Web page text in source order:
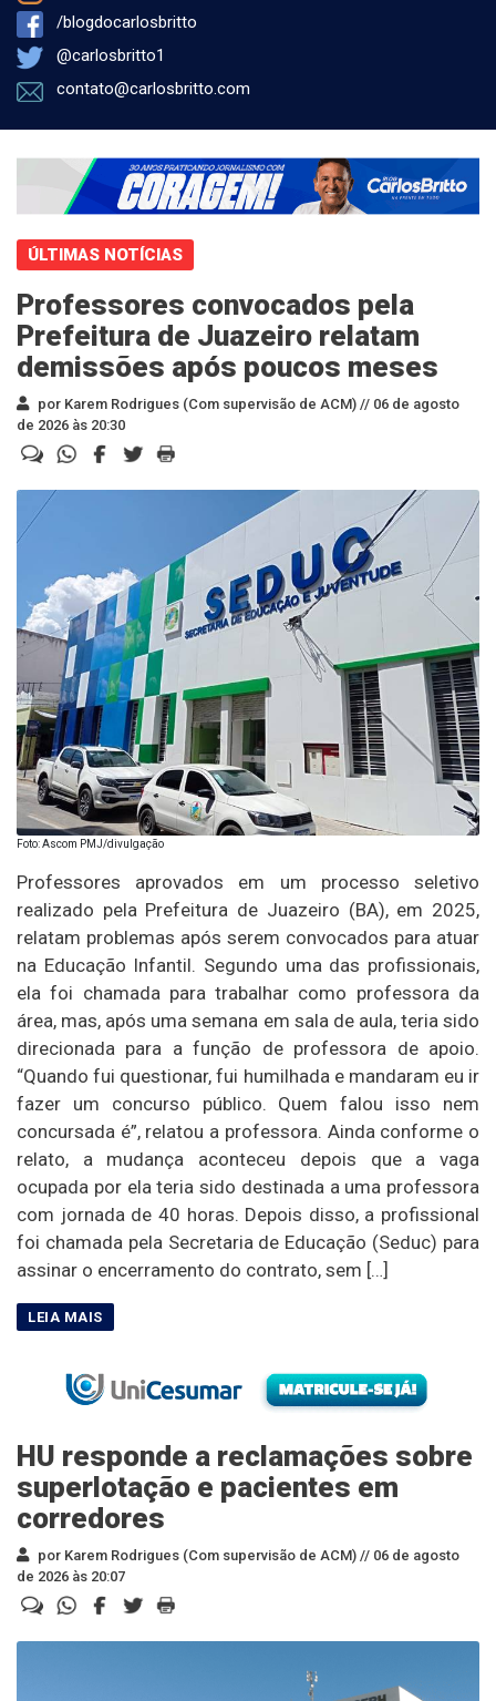
/blogdocarlosbritto
@carlosbritto1
contato@carlosbritto.com
ÚLTIMAS NOTÍCIAS
Professores convocados pela
Prefeitura de Juazeiro relatam
demissões após poucos meses
por Karem Rodrigues (Com supervisão de ACM) // 06 de agosto
de 2026 às 20:30
Foto: Ascom PMJ/divulgação
Professores aprovados em um processo seletivo
realizado pela Prefeitura de Juazeiro (BA), em 2025,
relatam problemas após serem convocados para atuar
na Educação Infantil. Segundo uma das profissionais,
ela foi chamada para trabalhar como professora da
área, mas, após uma semana em sala de aula, teria sido
direcionada para a função de professora de apoio.
“Quando fui questionar, fui humilhada e mandaram eu ir
fazer um concurso público. Quem falou isso nem
concursada é”, relatou a professora. Ainda conforme o
relato, a mudança aconteceu depois que a vaga
ocupada por ela teria sido destinada a uma professora
com jornada de 40 horas. Depois disso, a profissional
foi chamada pela Secretaria de Educação (Seduc) para
assinar o encerramento do contrato, sem […]
HU responde a reclamações sobre
superlotação e pacientes em
corredores
por Karem Rodrigues (Com supervisão de ACM) // 06 de agosto
de 2026 às 20:07